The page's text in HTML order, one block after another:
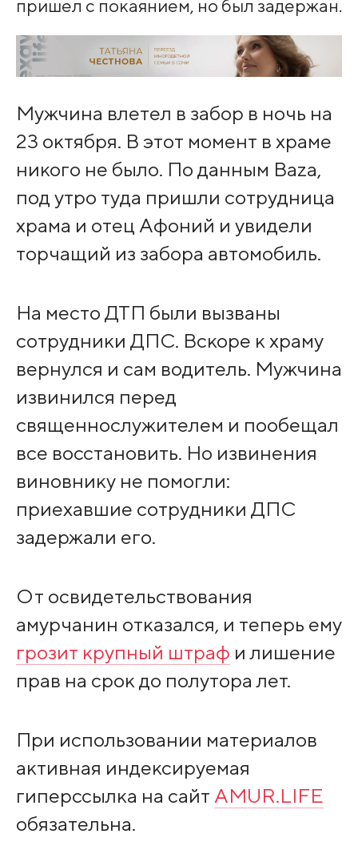
пришел с покаянием, но был задержан.
Мужчина влетел в забор в ночь на
23 октября. В этот момент в храме
никого не было. По данным Baza,
под утро туда пришли сотрудница
храма и отец Афоний и увидели
торчащий из забора автомобиль.
На место ДТП были вызваны
сотрудники ДПС. Вскоре к храму
вернулся и сам водитель. Мужчина
извинился перед
священнослужителем и пообещал
все восстановить. Но извинения
виновнику не помогли:
приехавшие сотрудники ДПС
задержали его.
От освидетельствования
амурчанин отказался, и теперь ему
грозит крупный штраф и лишение
прав на срок до полутора лет.
При использовании материалов
активная индексируемая
гиперссылка на сайт AMUR.LIFE
обязательна.